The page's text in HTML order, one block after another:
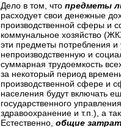
Дело в том, что предметы
расходует свои денежные
производственной сферы и
коммунальное хозяйство
эти предметы потребления и
непроизводственную и
суммарная трудоемкость
за некоторый период
производственной сфере и
населения будут включать
государственного
здравоохранение и т.п.), а
Естественно, общие